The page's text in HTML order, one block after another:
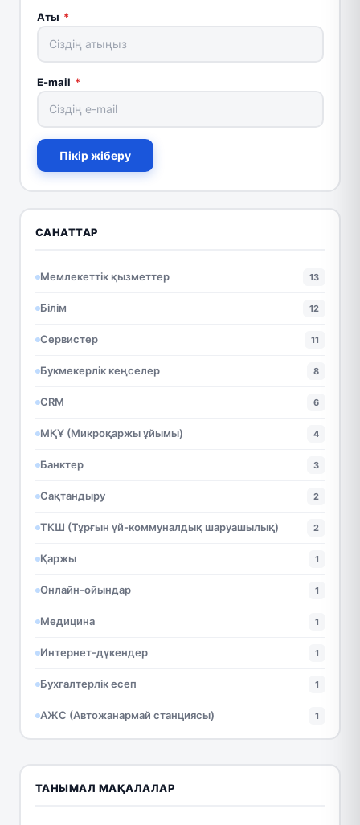
Аты *
E-mail *
Пікір жіберу
САНАТТАР
Мемлекеттік қызметтер 13
Білім 12
Сервистер 11
Букмекерлік кеңселер 8
CRM 6
МҚҰ (Микроқаржы ұйымы) 4
Банктер 3
Сақтандыру 2
ТКШ (Тұрғын үй-коммуналдық шаруашылық) 2
Қаржы 1
Онлайн-ойындар 1
Медицина 1
Интернет-дүкендер 1
Бухгалтерлік есеп 1
АЖС (Автожанармай станциясы) 1
ТАНЫМАЛ МАҚАЛАЛАР